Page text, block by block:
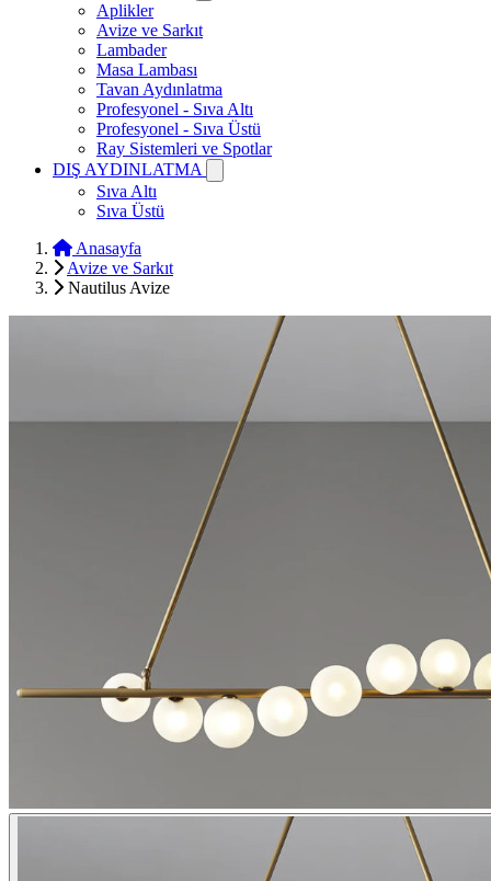
Aplikler
Avize ve Sarkıt
Lambader
Masa Lambası
Tavan Aydınlatma
Profesyonel - Sıva Altı
Profesyonel - Sıva Üstü
Ray Sistemleri ve Spotlar
DIŞ AYDINLATMA
Sıva Altı
Sıva Üstü
Anasayfa
Avize ve Sarkıt
Nautilus Avize